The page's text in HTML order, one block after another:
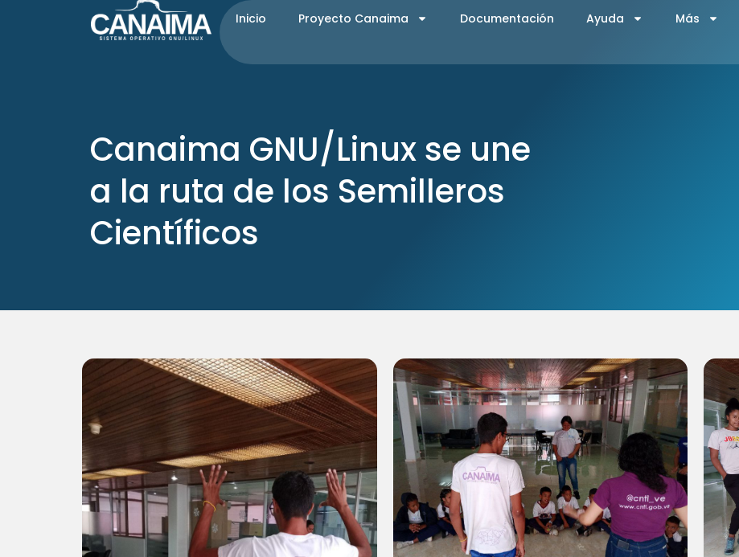
Inicio Proyecto Canaima Documentación Ayuda Más
Canaima GNU/Linux se une
a la ruta de los Semilleros
Científicos